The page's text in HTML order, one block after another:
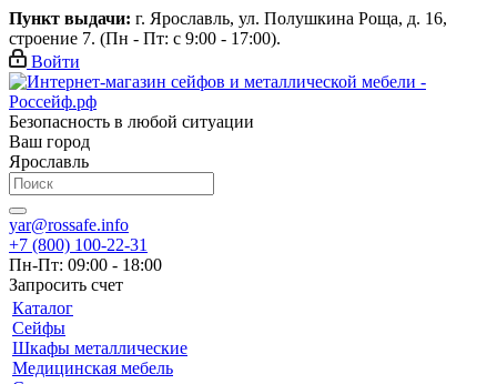
Пункт выдачи: г. Ярославль, ул. Полушкина Роща, д. 16,
строение 7. (Пн - Пт: с 9:00 - 17:00).
Войти
Безопасность в любой ситуации
Ваш город
Ярославль
yar@rossafe.info
+7 (800) 100-22-31
Пн-Пт: 09:00 - 18:00
Запросить счет
Каталог
Сейфы
Шкафы металлические
Медицинская мебель